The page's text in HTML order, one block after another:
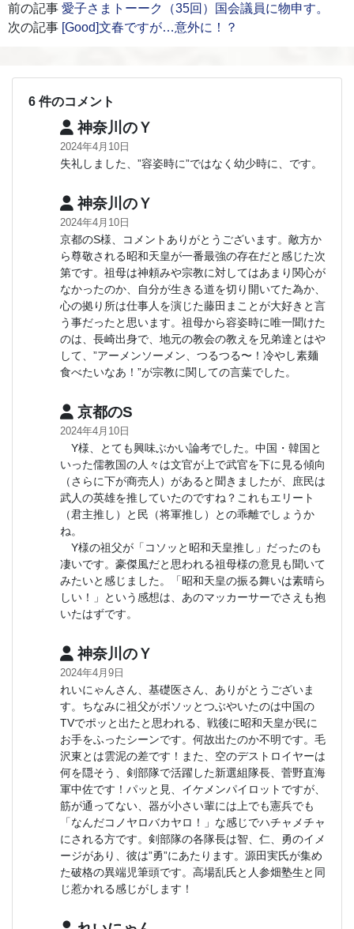
前の記事 愛子さまトーーク（35回）国会議員に物申す。
次の記事 [Good]文春ですが…意外に！？
6 件のコメント
神奈川のＹ
2024年4月10日
失礼しました、”容姿時に”ではなく幼少時に、です。
神奈川のＹ
2024年4月10日
京都のS様、コメントありがとうございます。敵方か
ら尊敬される昭和天皇が一番最強の存在だと感じた次
第です。祖母は神頼みや宗教に対してはあまり関心が
なかったのか、自分が生きる道を切り開いてた為か、
心の拠り所は仕事人を演じた藤田まことが大好きと言
う事だったと思います。祖母から容姿時に唯一聞けた
のは、長崎出身で、地元の教会の教えを兄弟達とはや
して、”アーメンソーメン、つるつる〜！冷やし素麺
食べたいなあ！”が宗教に関しての言葉でした。
京都のS
2024年4月10日
Y様、とても興味ぶかい論考でした。中国・韓国と
いった儒教国の人々は文官が上で武官を下に見る傾向
（さらに下が商売人）があると聞きましたが、庶民は
武人の英雄を推していたのですね？これもエリート
（君主推し）と民（将軍推し）との乖離でしょうか
ね。
Y様の祖父が「コソッと昭和天皇推し」だったのも
凄いです。豪傑風だと思われる祖母様の意見も聞いて
みたいと感じました。「昭和天皇の振る舞いは素晴ら
しい！」という感想は、あのマッカーサーでさえも抱
いたはずです。
神奈川のＹ
2024年4月9日
れいにゃんさん、基礎医さん、ありがとうございま
す。ちなみに祖父がボソッとつぶやいたのは中国の
TVでポッと出たと思われる、戦後に昭和天皇が民に
お手をふったシーンです。何故出たのか不明です。毛
沢東とは雲泥の差です！また、空のデストロイヤーは
何を隠そう、剣部隊で活躍した新選組隊長、菅野直海
軍中佐です！パッと見、イケメンパイロットですが、
筋が通ってない、器が小さい輩には上でも憲兵でも
「なんだコノヤロバカヤロ！」な感じでハチャメチャ
にされる方です。剣部隊の各隊長は智、仁、勇のイメ
ージがあり、彼は”勇”にあたります。源田実氏が集め
た破格の異端児筆頭です。高場乱氏と人参畑塾生と同
じ惹かれる感じがします！